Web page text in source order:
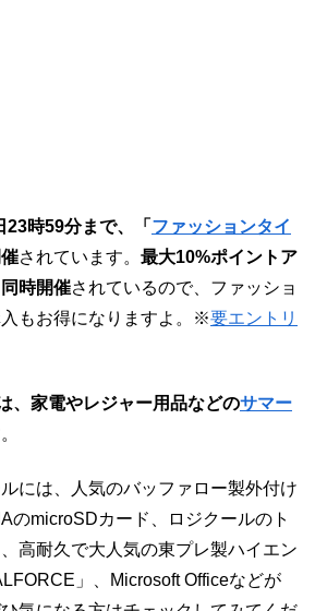
時59分まで、「 ファッションタイ
されています。 最大10%ポイントア
時開催されているので、ファッショ
もお得になりますよ。※要エントリ
、家電やレジャー用品などのサマー
には、人気のバッファロー製外付け
のmicroSDカード、ロジクールのト
高耐久で大人気の東プレ製ハイエン
」、Microsoft Officeなどが